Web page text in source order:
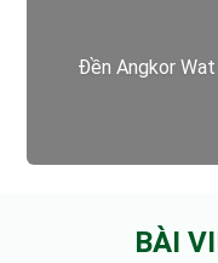
Đền Angkor Wat
BÀI